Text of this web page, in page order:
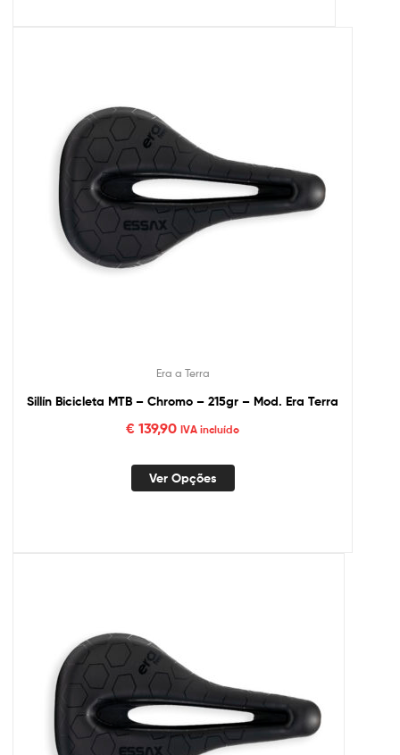
Era a Terra
Sillín Bicicleta MTB – Chromo – 215gr – Mod. Era Terra
€ 139,90 IVA incluído
Ver Opções